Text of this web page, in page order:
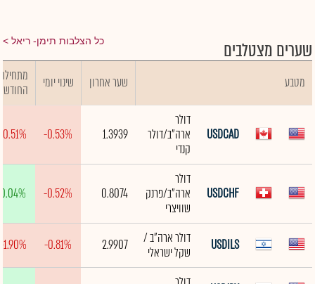
שערים מצטלבים כל הצלבות תימן- ריאל
מטבע שער אחרון שינוי יומי
החודש
USDCAD
דולר
ארה"ב/דולר
קנדי
1.3939
-0.53%
-0.51%
USDCHF
דולר
ארה"ב/פרנק
שוויצרי
0.8074
-0.52%
0.04%
USDILS
דולר ארה"ב /
שקל ישראלי
2.9907
-0.81%
-1.90%